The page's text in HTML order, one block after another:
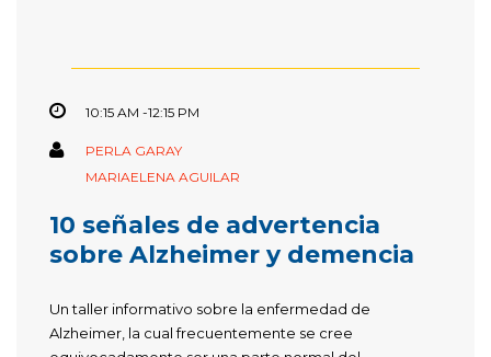
10:15 AM -12:15 PM
PERLA GARAY
MARIAELENA AGUILAR
10 señales de advertencia
sobre Alzheimer y demencia
Un taller informativo sobre la enfermedad de
Alzheimer, la cual frecuentemente se cree